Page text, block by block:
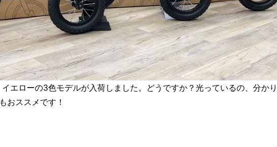
エローの3色モデルが入荷しました。どうですか？光っているの、分か
ススメです！